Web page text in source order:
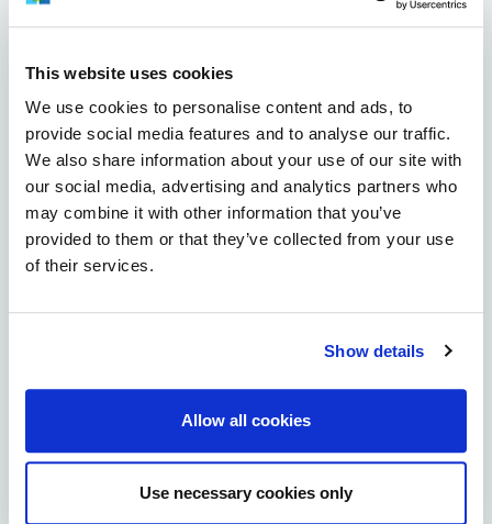
This website uses cookies
We use cookies to personalise content and ads, to
provide social media features and to analyse our traffic.
We also share information about your use of our site with
our social media, advertising and analytics partners who
may combine it with other information that you’ve
provided to them or that they’ve collected from your use
of their services.
Show details
Allow all cookies
Use necessary cookies only
Kiulukangas
Kiviniemi
Knuutilankangas
Koskela
Kuivasjärvi
Laanila
Lintula